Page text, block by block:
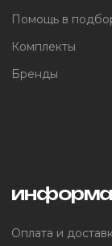
Помощь в
Комплекты
Бренды
Оплата и